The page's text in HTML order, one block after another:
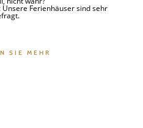
Ferienhäuser sind sehr
SIE MEHR